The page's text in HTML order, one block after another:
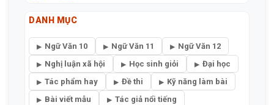
DANH MỤC
Ngữ Văn 10 Ngữ Văn 11
Ngữ Văn 12
Nghị luận xã hội
Học sinh giỏi
Đại học
Tác phẩm hay
Đề thi
Kỹ năng làm bài
Bài viết mẫu
Tác giả nổi tiếng